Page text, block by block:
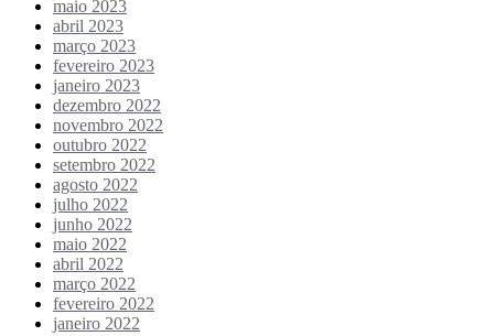
maio 2023
abril 2023
março 2023
fevereiro 2023
janeiro 2023
dezembro 2022
novembro 2022
outubro 2022
setembro 2022
agosto 2022
julho 2022
junho 2022
maio 2022
abril 2022
março 2022
fevereiro 2022
janeiro 2022